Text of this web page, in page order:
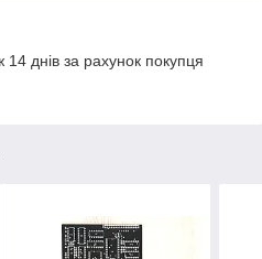
днів за рахунок покупця